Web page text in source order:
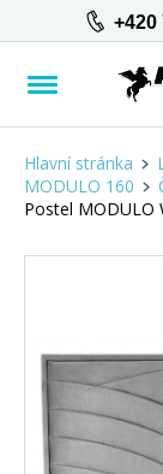
+420
Hlavní stránka
MODULO 160
Postel MODULO